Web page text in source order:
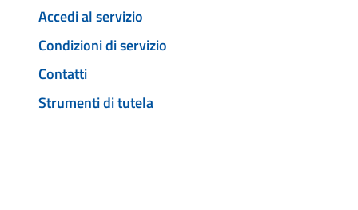
Accedi al servizio
Condizioni di servizio
Contatti
Strumenti di tutela